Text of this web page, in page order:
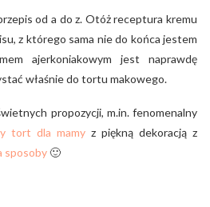
od a do z. Otóż receptura kremu
z którego sama nie do końca jestem
ajerkoniakowym jest naprawdę
właśnie do tortu makowego.
propozycji, m.in. fenomenalny
tort dla mamyz piękną dekoracją z
sposoby🙂